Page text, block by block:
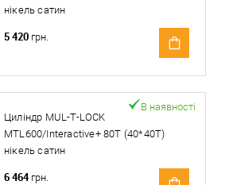
нікель сатин
5 420 грн.
Циліндр MUL-T-LOCK
MTL600/Interactive+ 80T (40*40T)
нікель сатин
В наявності
6 464 грн.